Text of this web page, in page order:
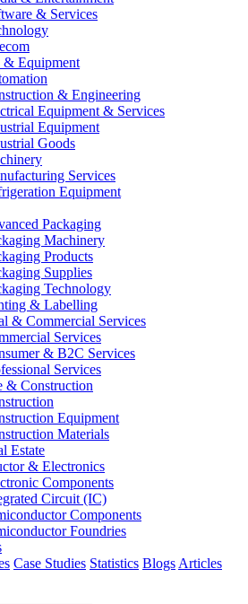
& Services
& Equipment
& Engineering
Equipment & Services
Equipment
Goods
Services
Equipment
Packaging
Machinery
Products
Supplies
Technology
& Labelling
& Commercial Services
Services
& B2C Services
Services
& Construction
Equipment
Materials
Estate
& Electronics
Components
Circuit (IC)
Components
Foundries
Case Studies Statistics Blogs Articles